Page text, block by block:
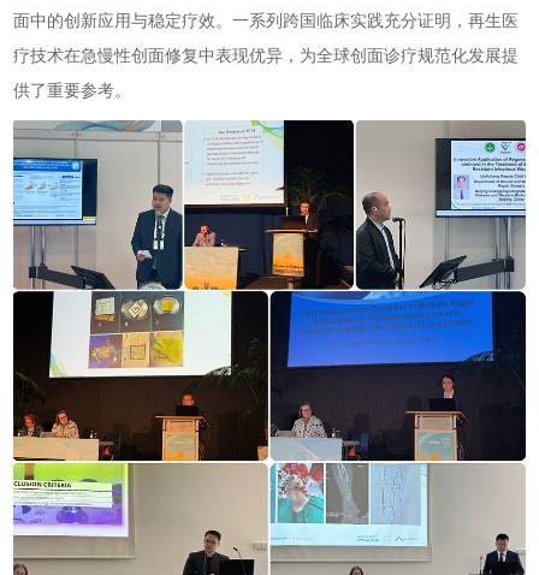
面中的创新应用与稳定疗效。一系列跨国临床实践充分证明，再生医
疗技术在急慢性创面修复中表现优异，为全球创面诊疗规范化发展提
供了重要参考。